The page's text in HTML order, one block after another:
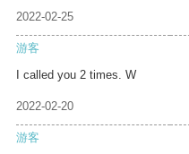
2022-02-25
游客
I called you 2 times. W
2022-02-20
游客